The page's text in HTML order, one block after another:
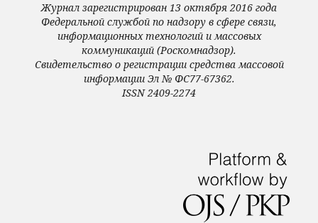
Журнал зарегистрирован 13 октября 2016 года
Федеральной службой по надзору в сфере связи,
информационных технологий и массовых
коммуникаций (Роскомнадзор).
Свидетельство о регистрации средства массовой
информации Эл № ФС77-67362.
ISSN 2409-2274